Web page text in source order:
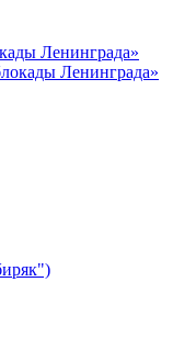
Ленинграда»
Ленинграда»